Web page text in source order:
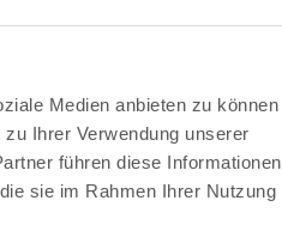
Medien anbieten zu können
Ihrer Verwendung unserer
führen diese Informationen
sie im Rahmen Ihrer Nutzung